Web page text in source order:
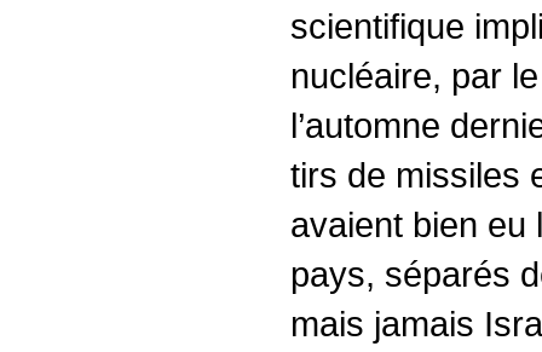
scientifique
nucléaire, par
l’automne
tirs de missiles
avaient bien eu
pays, séparés
mais jamais